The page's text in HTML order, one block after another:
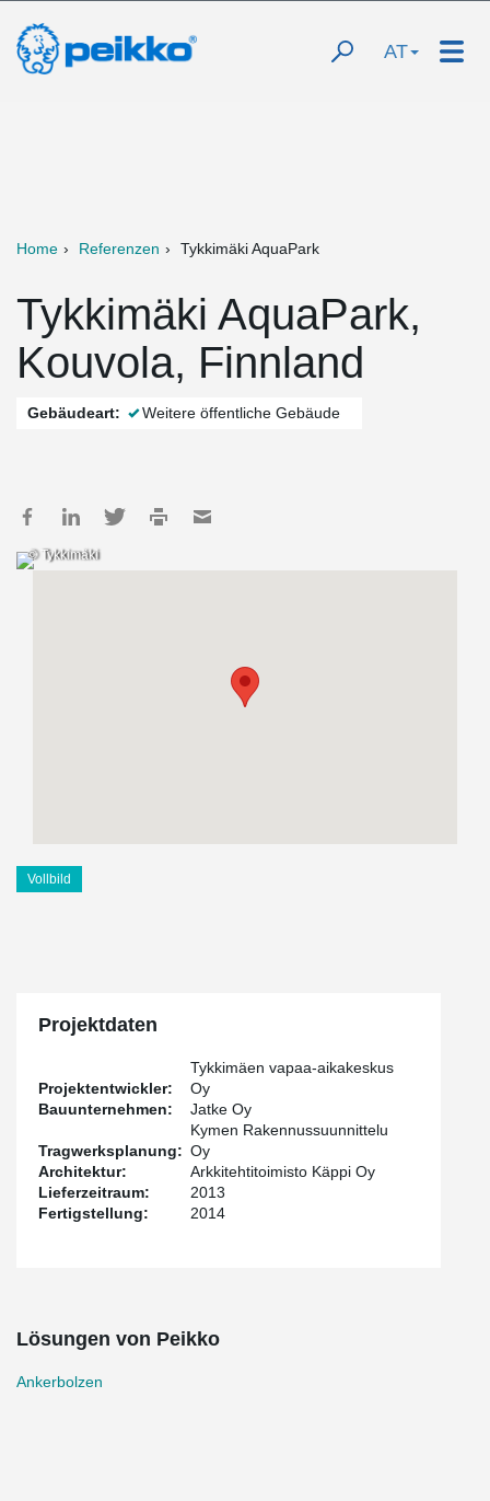
AT
Home Referenzen Tykkimäki AquaPark
Tykkimäki AquaPark,
Kouvola, Finnland
Gebäudeart: Weitere öffentliche Gebäude
© Tykkimäki
Vollbild
Projektdaten
Projektentwickler:
Tykkimäen vapaa-aikakeskus
Oy
Bauunternehmen:
Jatke Oy
Tragwerksplanung:
Kymen Rakennussuunnittelu
Oy
Architektur:
Arkkitehtitoimisto Käppi Oy
Lieferzeitraum:
2013
Fertigstellung:
2014
Lösungen von Peikko
Ankerbolzen